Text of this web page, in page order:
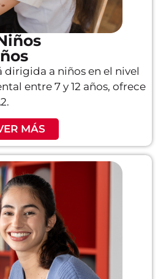
dirigida a niños en el nivel
entre 7 y 12 años, ofrece
MÁS